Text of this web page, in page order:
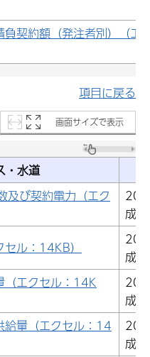
負契約額（発注者別）（エ
項目に戻る
画面サイズで表示
・水道
及び契約電力（エク
成
ル：14KB）
成
（エクセル：14K
成
給量（エクセル：14
成